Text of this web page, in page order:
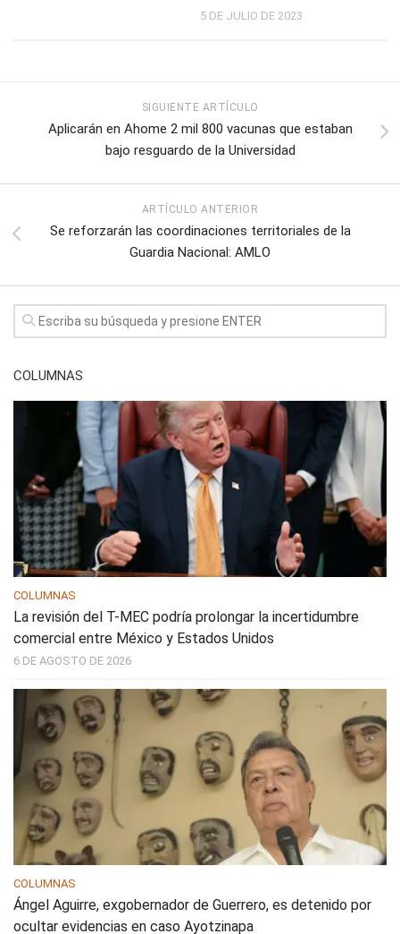
5 DE JULIO DE 2023
SIGUIENTE ARTÍCULO
Aplicarán en Ahome 2 mil 800 vacunas que estaban
bajo resguardo de la Universidad
ARTÍCULO ANTERIOR
Se reforzarán las coordinaciones territoriales de la
Guardia Nacional: AMLO
COLUMNAS
COLUMNAS
La revisión del T-MEC podría prolongar la incertidumbre
comercial entre México y Estados Unidos
6 DE AGOSTO DE 2026
COLUMNAS
Ángel Aguirre, exgobernador de Guerrero, es detenido por
ocultar evidencias en caso Ayotzinapa